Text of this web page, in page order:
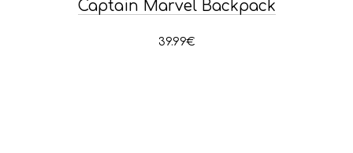
Captain Marvel Backpack
39.99€